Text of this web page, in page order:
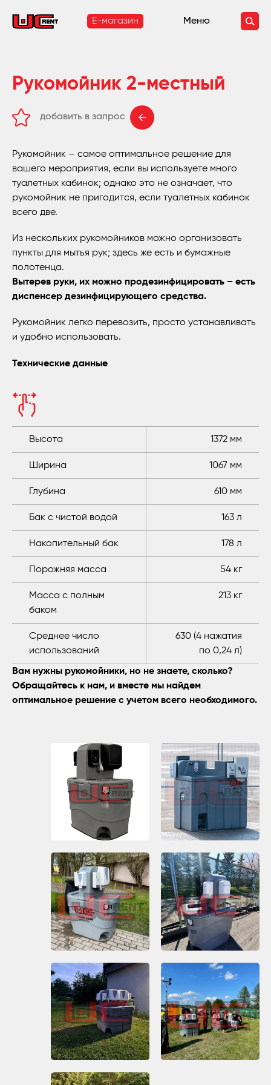
E-магазин Меню
Рукомойник 2-местный
добавить в запрос
Рукомойник – самое оптимальное решение для
вашего мероприятия, если вы используете много
туалетных кабинок; однако это не означает, что
рукомойник не пригодится, если туалетных кабинок
всего две.
Из нескольких рукомойников можно организовать
пункты для мытья рук; здесь же есть и бумажные
полотенца.
Вытерев руки, их можно продезинфицировать – есть
диспенсер дезинфицирующего средства.
Рукомойник легко перевозить, просто устанавливать
и удобно использовать.
Технические данные
Высота 1372 мм
Ширина 1067 мм
Глубина 610 мм
Бак с чистой водой 163 л
Накопительный бак 178 л
Порожняя масса 54 кг
Масса с полным
баком
213 кг
Среднее число
использований
630 (4 нажатия
по 0,24 л)
Вам нужны рукомойники, но не знаете, сколько?
Обращайтесь к нам, и вместе мы найдем
оптимальное решение с учетом всего необходимого.